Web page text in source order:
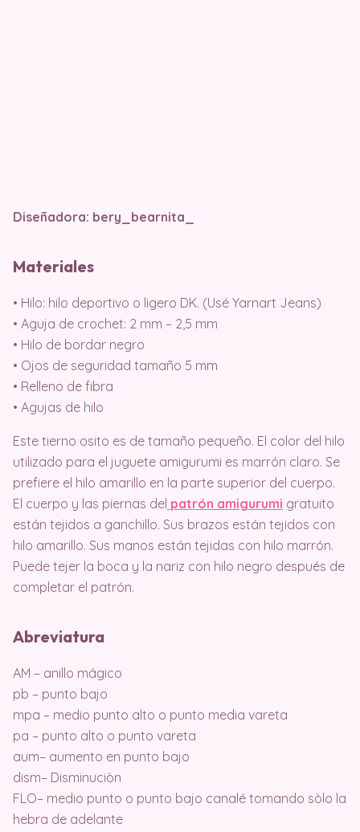
Diseñadora: bery_bearnita_
Materiales
• Hilo: hilo deportivo o ligero DK. (Usé Yarnart Jeans)
• Aguja de crochet: 2 mm – 2,5 mm
• Hilo de bordar negro
• Ojos de seguridad tamaño 5 mm
• Relleno de fibra
• Agujas de hilo
Este tierno osito es de tamaño pequeño. El color del hilo
utilizado para el juguete amigurumi es marrón claro. Se
prefiere el hilo amarillo en la parte superior del cuerpo.
El cuerpo y las piernas del patrón amigurumi gratuito
están tejidos a ganchillo. Sus brazos están tejidos con
hilo amarillo. Sus manos están tejidas con hilo marrón.
Puede tejer la boca y la nariz con hilo negro después de
completar el patrón.
Abreviatura
AM – anillo mágico
pb – punto bajo
mpa – medio punto alto o punto media vareta
pa – punto alto o punto vareta
aum– aumento en punto bajo
dism– Disminuciòn
FLO– medio punto o punto bajo canalé tomando sòlo la
hebra de adelante